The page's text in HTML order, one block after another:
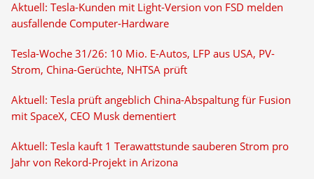
Aktuell: Tesla-Kunden mit Light-Version von FSD melden
ausfallende Computer-Hardware
Tesla-Woche 31/26: 10 Mio. E-Autos, LFP aus USA, PV-
Strom, China-Gerüchte, NHTSA prüft
Aktuell: Tesla prüft angeblich China-Abspaltung für Fusion
mit SpaceX, CEO Musk dementiert
Aktuell: Tesla kauft 1 Terawattstunde sauberen Strom pro
Jahr von Rekord-Projekt in Arizona